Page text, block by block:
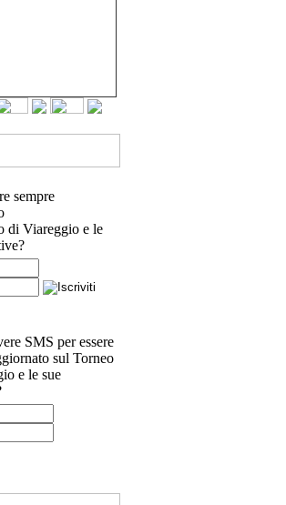
sempre
di Viareggio e le
SMS per essere
sul Torneo
e le sue